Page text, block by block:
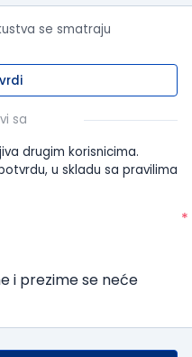
se smatraju
sa
drugim korisnicima.
u skladu sa pravilima
*
i prezime se neće